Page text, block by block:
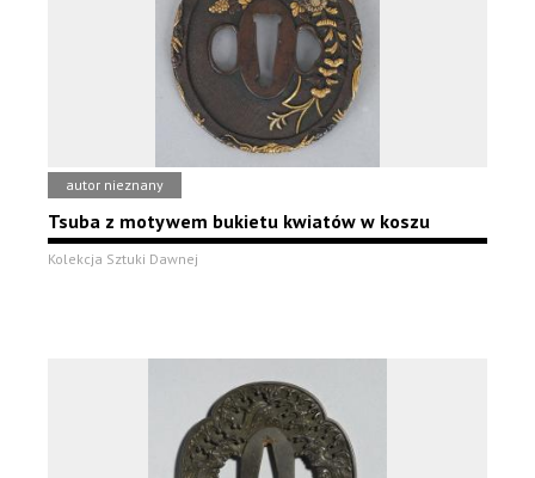
autor nieznany
Tsuba z motywem bukietu kwiatów w koszu
Kolekcja Sztuki Dawnej